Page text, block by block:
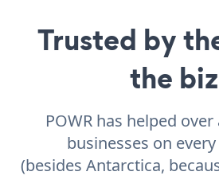
Trusted by
the
POWR has helped
businesses on
(besides Antarctica,